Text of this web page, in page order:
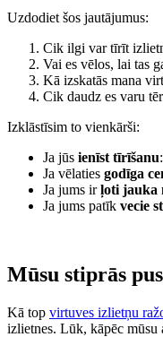
Uzdodiet šos jautājumus:
Cik ilgi var tīrīt
Vai es vēlos, lai tas
Kā izskatās mana
Cik daudz es varu
Izklāstīsim to vienkārši:
Ja jūs ienīst tīrīšanu
Ja vēlaties godīga
Ja jums irļoti jauka
Ja jums patīk vecie
Mūsu stiprās
Kā top virtuves izlietņu
izlietnes. Lūk, kāpēc mūsu